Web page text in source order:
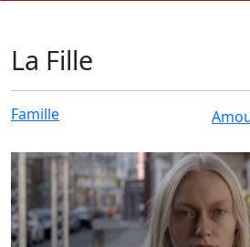
La Fille
Famille